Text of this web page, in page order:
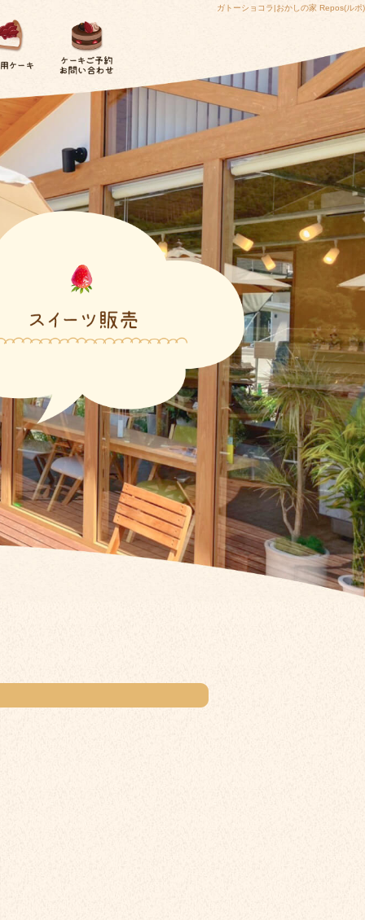
ガトーショコラ|おかしの家 Repos(ルポ)